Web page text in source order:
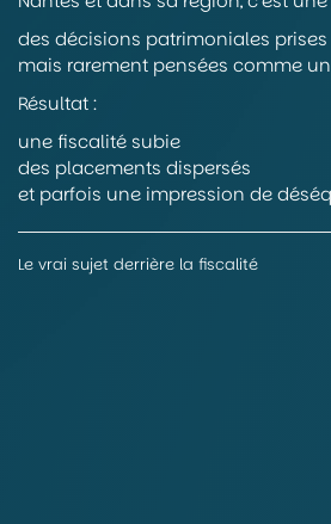
des décisions patrimoniales
mais rarement pensées comme
Résultat :
une fiscalité subie
des placements dispersés
et parfois une impression de
Le vrai sujet derrière la fiscalité